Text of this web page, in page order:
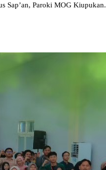
Sap’an, Paroki MOG Kiupukan.